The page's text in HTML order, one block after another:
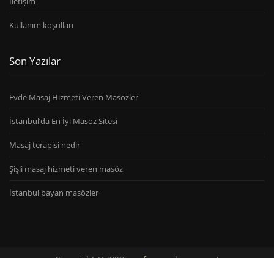
Kullanım koşulları
Son Yazılar
Evde Masaj Hizmeti Veren Masözler
İstanbul’da En İyi Masöz Sitesi
Masaj terapisi nedir
Şişli masaj hizmeti veren masöz
İstanbul bayan masözler